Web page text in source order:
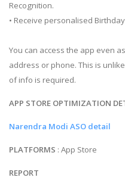
Recognition.
• Receive personalised
You can access the app even
address or phone. This is
of info is required.
APP STORE OPTIMIZATION
Narendra Modi ASO detail
PLATFORMS : App Store
REPORT